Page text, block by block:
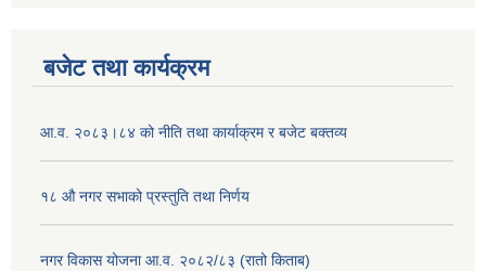
बजेट तथा कार्यक्रम
आ.व. २०८३।८४ को नीति तथा कार्याक्रम र बजेट बक्तव्य
१८ औ नगर सभाको प्रस्तुति तथा निर्णय
नगर विकास योजना आ.व. २०८२/८३ (रातो किताब)